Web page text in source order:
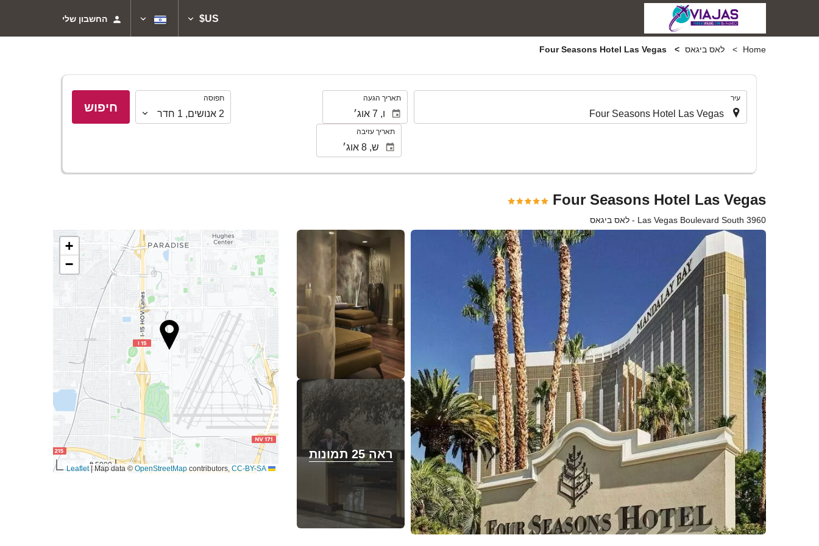
US$ החשבון שלי
Home לאס ביגאס
עיר תאריך הגעה
תאריך עזיבה
תפוסה
תפוסה
2 אנושים,
1 חדר חיפוש
Four Seasons Hotel Las Vegas
3960 Las Vegas Boulevard South - לאס ביגאס
ראה 25 תמונות
ראה 25 תמונות
+
−
5000 ft
|Map data ©OpenStreetMap contributors, CC-BY-SA